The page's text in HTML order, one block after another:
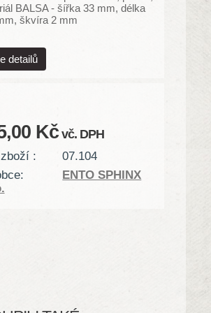
BALSA - šířka 33 mm, délka
škvíra 2 mm
detailů
Kčvč. DPH
:
07.104
ENTO SPHINX